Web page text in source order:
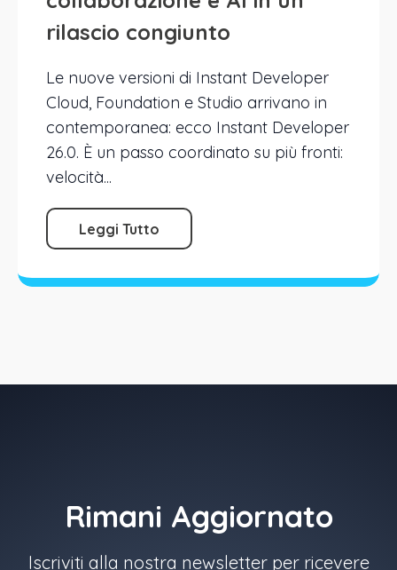
rilascio congiunto
Le nuove versioni di Instant Developer
Cloud, Foundation e Studio arrivano in
contemporanea: ecco Instant Developer
26.0. È un passo coordinato su più fronti:
velocità...
Leggi Tutto
Rimani Aggiornato
Iscriviti alla nostra newsletter per ricevere